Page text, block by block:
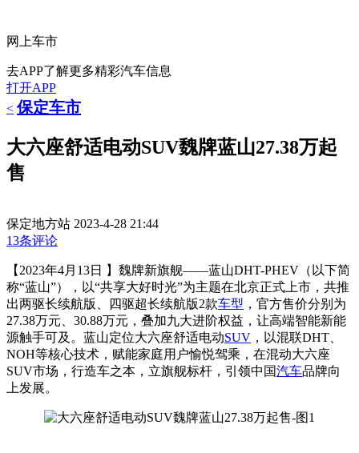
网上车市
去APP了解更多精彩汽车信息
打开APP
< 保定车市
大六座舒适电动SUV魏牌蓝山27.38万起
售
保定地方站 2023-4-28 21:44
13条评论
【2023年4月13日 】魏牌新旗舰——蓝山DHT-PHEV（以下简
称“蓝山”），以“共享大好时光”为主题在北京正式上市，共推
出两驱长续航版、四驱超长续航版2款车型 ，官方售价分别为
27.38万元、30.88万元，叠加九大进阶权益，让高端智能新能
源触手可及。蓝山定位大六座舒适电动SUV ，以混联DHT、
NOH等核心技术，赋能家庭用户愉悦驾乘，在混动大六座
SUV市场，行造车之本，立旗舰标杆，引领中国汽车品牌向
上发展。